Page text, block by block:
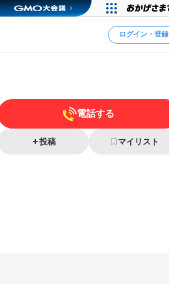
ログイン・登録
電話する
投稿 マイリスト